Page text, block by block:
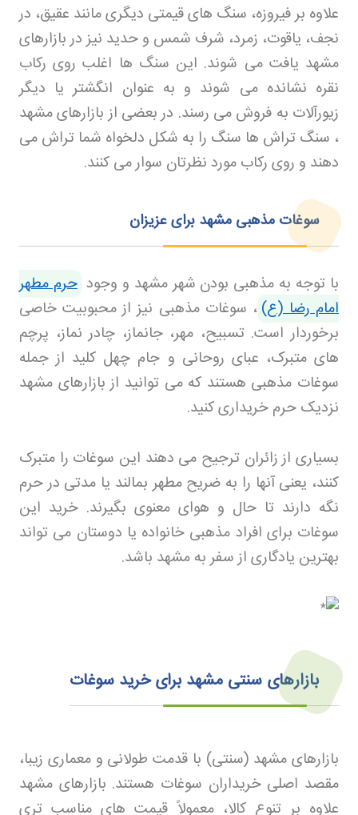
علاوه بر فیروزه، سنگ های قیمتی دیگری مانند عقیق، در
نجف، یاقوت، زمرد، شرف شمس و حدید نیز در بازارهای
مشهد یافت می شوند. این سنگ ها اغلب روی رکاب
نقره نشانده می شوند و به عنوان انگشتر یا دیگر
زیورآلات به فروش می رسند. در بعضی از بازارهای مشهد
، سنگ تراش ها سنگ را به شکل دلخواه شما تراش می
دهند و روی رکاب مورد نظرتان سوار می کنند.
سوغات مذهبی مشهد برای عزیزان
با توجه به مذهبی بودن شهر مشهد و وجود حرم مطهر
امام رضا (ع)، سوغات مذهبی نیز از محبوبیت خاصی
برخوردار است. تسبیح، مهر، جانماز، چادر نماز، پرچم
های متبرک، عبای روحانی و جام چهل کلید از جمله
سوغات مذهبی هستند که می توانید از بازارهای مشهد
نزدیک حرم خریداری کنید.
بسیاری از زائران ترجیح می دهند این سوغات را متبرک
کنند، یعنی آنها را به ضریح مطهر بمالند یا مدتی در حرم
نگه دارند تا حال و هوای معنوی بگیرند. خرید این
سوغات برای افراد مذهبی خانواده یا دوستان می تواند
بهترین یادگاری از سفر به مشهد باشد.
بازارهای سنتی مشهد برای خرید سوغات
بازارهای مشهد (سنتی) با قدمت طولانی و معماری زیبا،
مقصد اصلی خریداران سوغات هستند. بازارهای مشهد
علاوه بر تنوع کالا، معمولاً قیمت های مناسب تری